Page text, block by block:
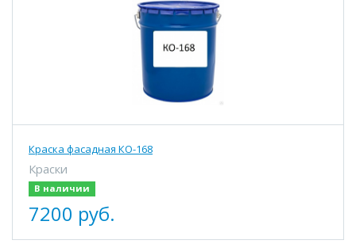
Краска фасадная КО-168
Краски
В наличии
7200 руб.